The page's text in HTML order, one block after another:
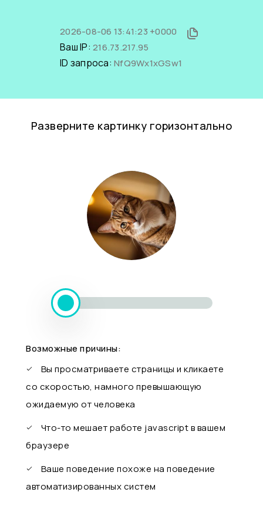
2026-08-06 13:41:23 +0000
Ваш IP: 216.73.217.95
ID запроса: NfQ9Wx1xGSw1
Разверните картинку горизонтально
Возможные причины:
Вы просматриваете страницы и кликаете
со скоростью, намного превышающую
ожидаемую от человека
Что-то мешает работе javascript в вашем
браузере
Ваше поведение похоже на поведение
автоматизированных систем